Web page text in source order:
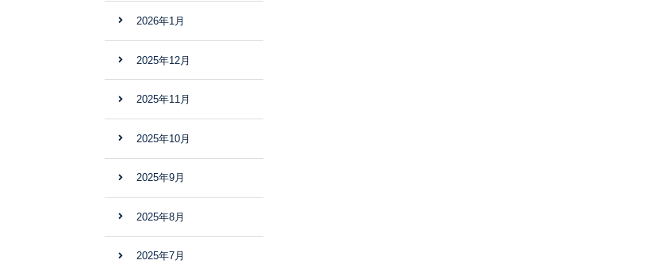
2026年1月
2025年12月
2025年11月
2025年10月
2025年9月
2025年8月
2025年7月